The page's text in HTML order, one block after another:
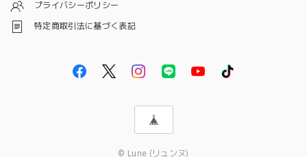
プライバシーポリシー
特定商取引法に基づく表記
© Lune (リュンヌ)